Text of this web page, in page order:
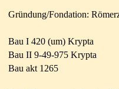
Gründung/Fondation:
Bau I 420 (um) Krypta
Bau II 9-49-975 Krypta
Bau akt 1265